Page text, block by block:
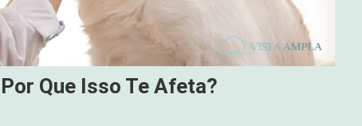
Que Isso Te Afeta?